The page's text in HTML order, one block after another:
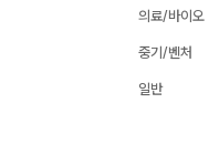
의료/바이오
중기/벤처
일반